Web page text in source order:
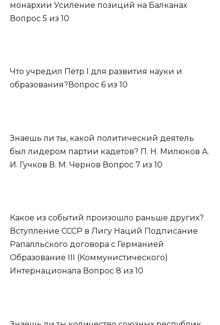
монархии Усиление позиций на Балканах
Вопрос 5 из 10
Что учредил Пётр I для развития науки и
образования?Вопрос 6 из 10
Знаешь ли ты, какой политический деятель
был лидером партии кадетов? П. Н. Милюков А.
И. Гучков В. М. Чернов Вопрос 7 из 10
Какое из событий произошло раньше других?
Вступление СССР в Лигу Наций Подписание
Рапалльского договора с Германией
Образование III (Коммунистического)
Интернационала Вопрос 8 из 10